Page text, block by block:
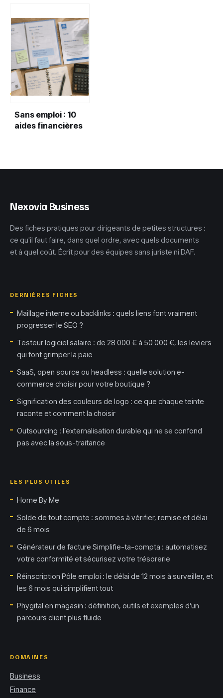
Sans emploi : 10
aides financières
Nexovia Business
Des fiches pratiques pour dirigeants de petites structures :
ce qu'il faut faire, dans quel ordre, avec quels documents
et à quel coût. Écrit pour des équipes sans juriste ni DAF.
DERNIÈRES FICHES
Maillage interne ou backlinks : quels liens font vraiment
progresser le SEO ?
Testeur logiciel salaire : de 28 000 € à 50 000 €, les leviers
qui font grimper la paie
SaaS, open source ou headless : quelle solution e-
commerce choisir pour votre boutique ?
Signification des couleurs de logo : ce que chaque teinte
raconte et comment la choisir
Outsourcing : l’externalisation durable qui ne se confond
pas avec la sous-traitance
LES PLUS UTILES
Home By Me
Solde de tout compte : sommes à vérifier, remise et délai
de 6 mois
Générateur de facture Simplifie-ta-compta : automatisez
votre conformité et sécurisez votre trésorerie
Réinscription Pôle emploi : le délai de 12 mois à surveiller, et
les 6 mois qui simplifient tout
Phygital en magasin : définition, outils et exemples d’un
parcours client plus fluide
DOMAINES
Business
Finance